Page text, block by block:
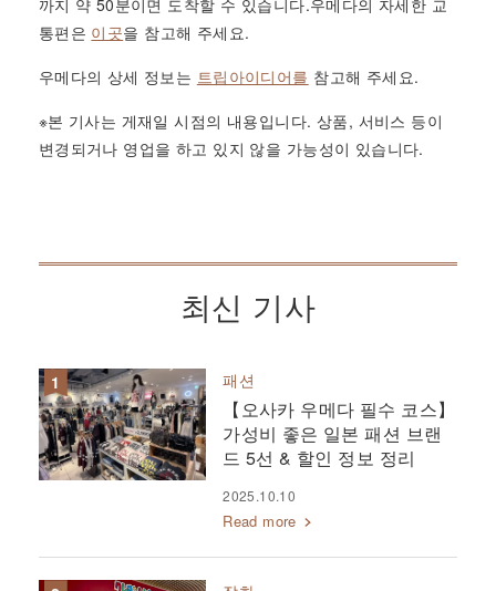
까지 약 50분이면 도착할 수 있습니다.우메다의 자세한 교
통편은 이곳을 참고해 주세요.
우메다의 상세 정보는 트립아이디어를 참고해 주세요.
※본 기사는 게재일 시점의 내용입니다. 상품, 서비스 등이
변경되거나 영업을 하고 있지 않을 가능성이 있습니다.
최신 기사
패션
【오사카 우메다 필수 코스】
가성비 좋은 일본 패션 브랜
드 5선 & 할인 정보 정리
2025.10.10
Read more